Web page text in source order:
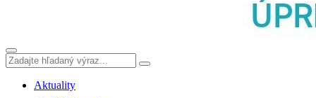
Aktuality